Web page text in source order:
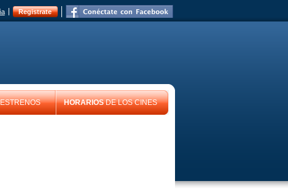
Registrate
HORARIOSDE LOS CINES